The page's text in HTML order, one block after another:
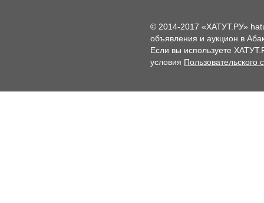
© 2014-2017 «ХАТУТ.РУ»
объявления и аукцион в
Если вы используете
условия Пользовательского